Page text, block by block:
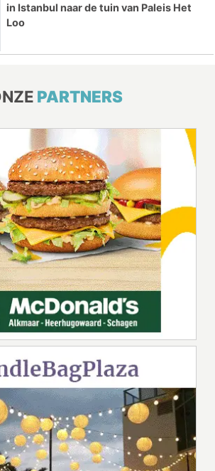
in Istanbul naar de tuin van Paleis Het
Loo
PARTNERS